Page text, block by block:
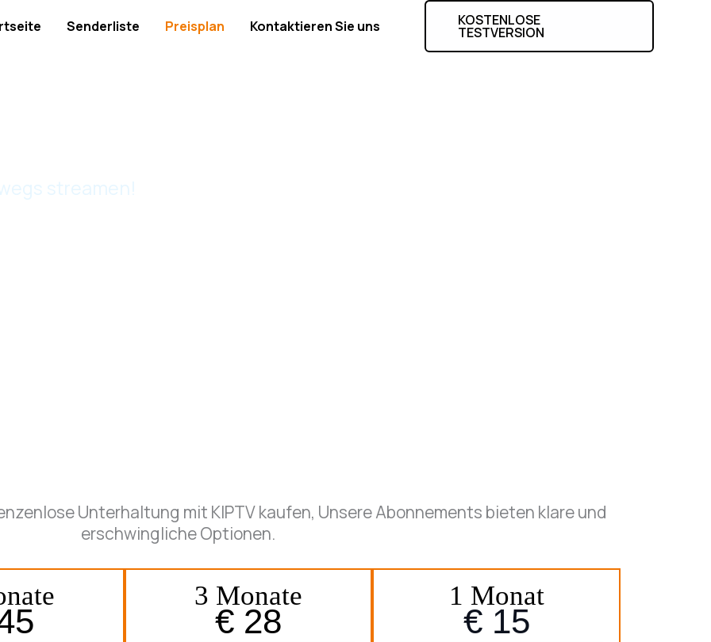
Senderliste Preisplan Kontaktieren Sie uns KOSTENLOSE
TESTVERSION
streamen!
Unterhaltung mit KIPTV kaufen, Unsere Abonnements bieten klare und
erschwingliche Optionen.
3 Monate
€ 28
1 Monat
€ 15